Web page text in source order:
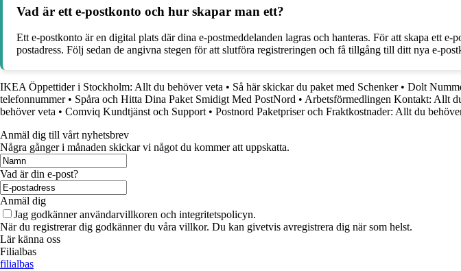
Vad är ett e-postkonto och hur skapar man ett?
Ett e-postkonto är en digital plats där dina e-postmeddelanden lagras och hanteras. För att skapa ett
postadress. Följ sedan de angivna stegen för att slutföra registreringen och få tillgång till ditt nya e-
IKEA Öppettider i Stockholm: Allt du behöver veta • Så här skickar du paket med Schenker• Dolt
telefonnummer• Spåra och Hitta Dina Paket Smidigt Med PostNord • Arbetsförmedlingen Kontakt: Allt
behöver veta • Comviq Kundtjänst och Support • Postnord Paketpriser och Fraktkostnader: Allt du
Anmäl dig till vårt nyhetsbrev
Några gånger i månaden skickar vi något du kommer att uppskatta.
Vad är din e-post?
Anmäl dig
Jag godkänner användarvillkoren och integritetspolicyn.
När du registrerar dig godkänner du våra villkor. Du kan givetvis avregistrera dig när som helst.
Lär känna oss
Filialbas
filialbas